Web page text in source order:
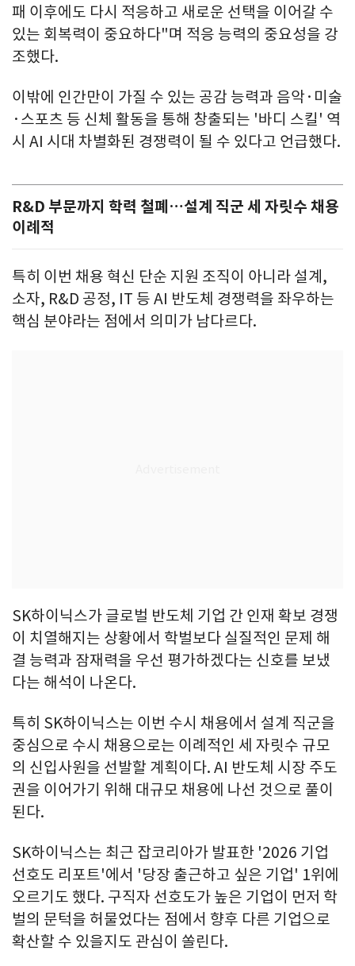
패 이후에도 다시 적응하고 새로운 선택을 이어갈 수
있는 회복력이 중요하다"며 적응 능력의 중요성을 강
조했다.
이밖에 인간만이 가질 수 있는 공감 능력과 음악·미술
·스포츠 등 신체 활동을 통해 창출되는 '바디 스킬' 역
시 AI 시대 차별화된 경쟁력이 될 수 있다고 언급했다.
R&D 부문까지 학력 철폐…설계 직군 세 자릿수 채용
이례적
특히 이번 채용 혁신 단순 지원 조직이 아니라 설계,
소자, R&D 공정, IT 등 AI 반도체 경쟁력을 좌우하는
핵심 분야라는 점에서 의미가 남다르다.
SK하이닉스가 글로벌 반도체 기업 간 인재 확보 경쟁
이 치열해지는 상황에서 학벌보다 실질적인 문제 해
결 능력과 잠재력을 우선 평가하겠다는 신호를 보냈
다는 해석이 나온다.
특히 SK하이닉스는 이번 수시 채용에서 설계 직군을
중심으로 수시 채용으로는 이례적인 세 자릿수 규모
의 신입사원을 선발할 계획이다. AI 반도체 시장 주도
권을 이어가기 위해 대규모 채용에 나선 것으로 풀이
된다.
SK하이닉스는 최근 잡코리아가 발표한 '2026 기업
선호도 리포트'에서 '당장 출근하고 싶은 기업' 1위에
오르기도 했다. 구직자 선호도가 높은 기업이 먼저 학
벌의 문턱을 허물었다는 점에서 향후 다른 기업으로
확산할 수 있을지도 관심이 쏠린다.